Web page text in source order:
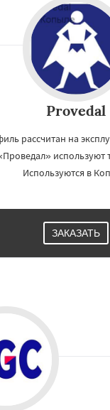
Provedal
рассчитан на
используют
Используются в
ЗАКАЗАТЬ